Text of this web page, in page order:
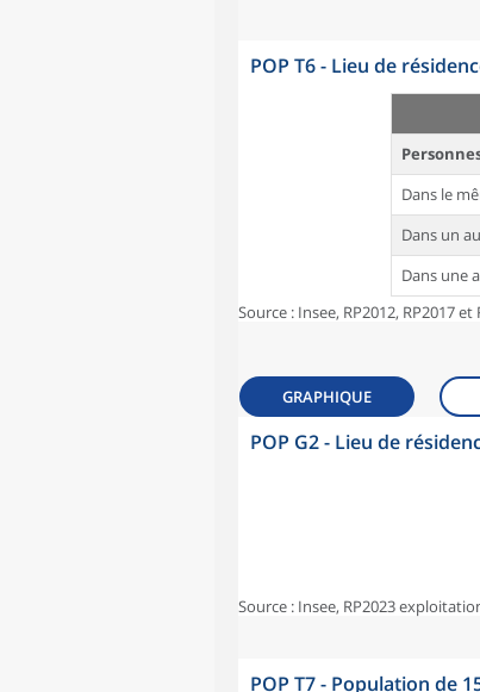
POP T6 - Lieu de
Dans le
Dans un
Dans une
Source : Insee, RP2012, RP2017
GRAPHIQUE
POP G2 - Lieu de
Source : Insee, RP2023
POP T7 - Population de